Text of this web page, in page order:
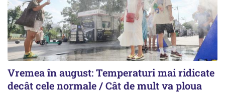
Vremea în august: Temperaturi mai ridicate
decât cele normale / Cât de mult va ploua